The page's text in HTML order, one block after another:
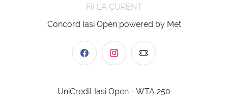
FII LA CURENT
Concord Iasi Open powered by Met
UniCredit Iasi Open - WTA 250